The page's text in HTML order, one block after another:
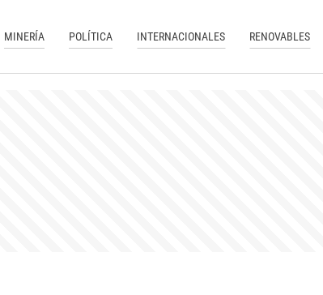
MINERÍA POLÍTICA INTERNACIONALES RENOVABLES